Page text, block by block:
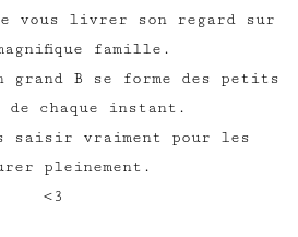
vous livrer son regard sur
famille.
grand B se forme des petits
de chaque instant.
saisir vraiment pour les
pleinement.
<3